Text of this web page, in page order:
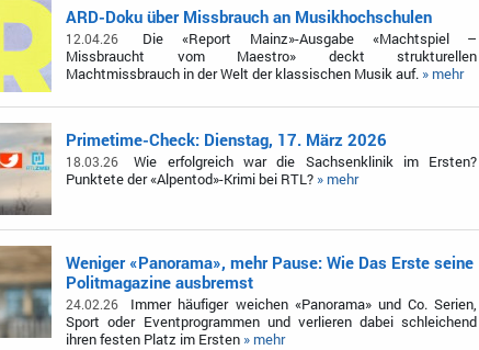
ARD-Doku über Missbrauch an Musikhochschulen
12.04.26
Die «Report Mainz»-Ausgabe «Machtspiel –
Missbraucht vom Maestro» deckt strukturellen
Machtmissbrauch in der Welt der klassischen Musik auf. » mehr
Primetime-Check: Dienstag, 17. März 2026
18.03.26
Wie erfolgreich war die Sachsenklinik im Ersten?
Punktete der «Alpentod»-Krimi bei RTL? » mehr
Weniger «Panorama», mehr Pause: Wie Das Erste seine
Politmagazine ausbremst
24.02.26
Immer häufiger weichen «Panorama» und Co. Serien,
Sport oder Eventprogrammen und verlieren dabei schleichend
ihren festen Platz im Ersten » mehr